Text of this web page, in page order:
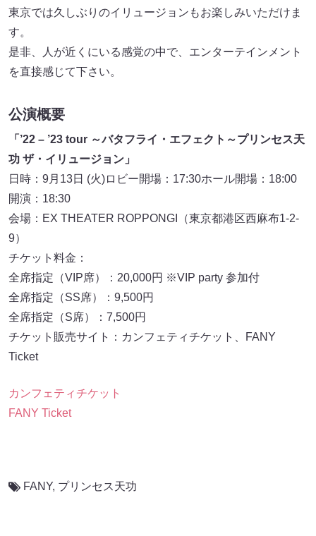
東京では久しぶりのイリュージョンもお楽しみいただけま
す。
是非、人が近くにいる感覚の中で、エンターテインメント
を直接感じて下さい。
公演概要
「’22 – ’23 tour ～バタフライ・エフェクト～プリンセス天
功 ザ・イリュージョン」
日時：9月13日 (火)ロビー開場：17:30ホール開場：18:00
開演：18:30
会場：EX THEATER ROPPONGI（東京都港区西麻布1-2-
9）
チケット料金：
全席指定（VIP席）：20,000円 ※VIP party 参加付
全席指定（SS席）：9,500円
全席指定（S席）：7,500円
チケット販売サイト：カンフェティチケット、FANY
Ticket
カンフェティチケット
FANY Ticket
FANY, プリンセス天功